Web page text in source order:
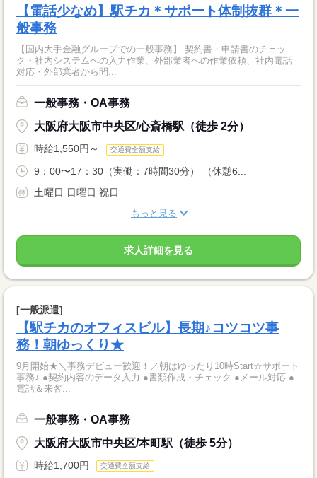
【電話少なめ】駅チカ＊サポート体制抜群＊一
般事務
【国内大手金融グループでの一般事務】 契約書・申請書のチェッ
ク・社内システムへの入力作業、外部業者への作業依頼、社内電話
対応・外部業者から問...
一般事務・OA事務
大阪府大阪市中央区/心斎橋駅（徒歩 2分）
時給1,550円～ 交通費全額支給
9：00〜17：30（実働：7時間30分） （休憩6...
土曜日 日曜日 祝日
もっと見る
求人詳細を見る
[一般派遣]
【駅チカのオフィスビル】長期♪コツコツ事
務！朝ゆっくり★
9月開始★＼事務デビュー歓迎！／朝はゆったり10時Start☆サポート
事務♪ ●契約内容のデータ入力 ●書類作成・チェック ●メール対応 ●
電話＆来客...
一般事務・OA事務
大阪府大阪市中央区/本町駅（徒歩 5分）
時給1,700円 交通費全額支給